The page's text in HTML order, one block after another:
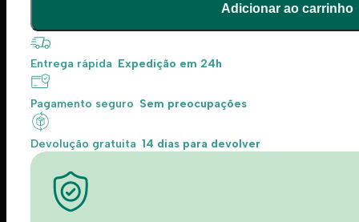
Adicionar ao carrinho
Entrega rápida Expedição em 24h
Pagamento seguro Sem preocupações
Devolução gratuita 14 dias para devolver